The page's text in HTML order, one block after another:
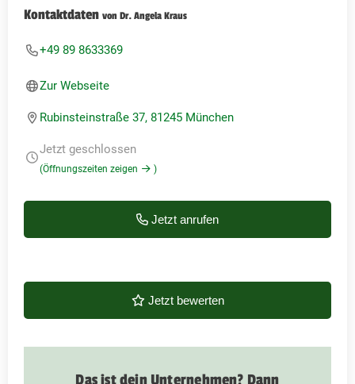
Kontaktdaten von Dr. Angela Kraus
+49 89 8633369
Zur Webseite
Rubinsteinstraße 37, 81245 München
Jetzt geschlossen
(Öffnungszeiten zeigen )
Jetzt anrufen
Jetzt bewerten
Das ist dein Unternehmen? Dann